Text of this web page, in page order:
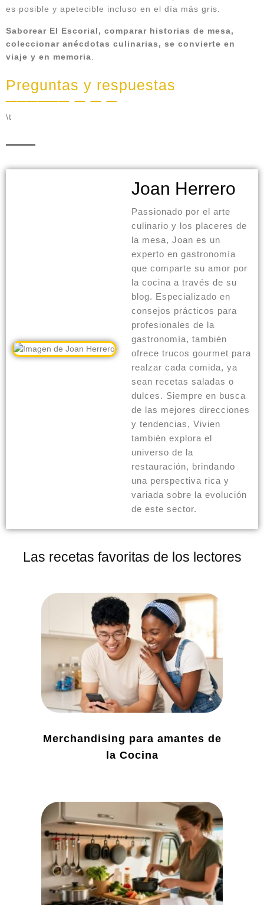
es posible y apetecible incluso en el día más gris.
Saborear El Escorial, comparar historias de mesa,
coleccionar anécdotas culinarias, se convierte en
viaje y en memoria
Preguntas y respuestas
\t
Joan Herrero
Passionado por el arte
culinario y los placeres de
la mesa, Joan es un
experto en gastronomía
que comparte su amor por
la cocina a través de su
blog. Especializado en
consejos prácticos para
profesionales de la
gastronomía, también
ofrece trucos gourmet para
realzar cada comida, ya
sean recetas saladas o
dulces. Siempre en busca
de las mejores direcciones
y tendencias, Vivien
también explora el
universo de la
restauración, brindando
una perspectiva rica y
variada sobre la evolución
de este sector.
Las recetas favoritas de los lectores
Merchandising para amantes de
la Cocina